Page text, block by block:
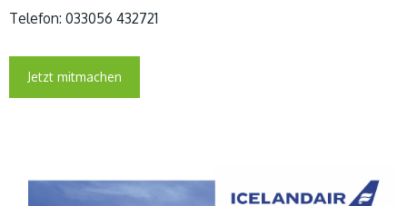
Telefon: 033056 432721
Jetzt mitmachen